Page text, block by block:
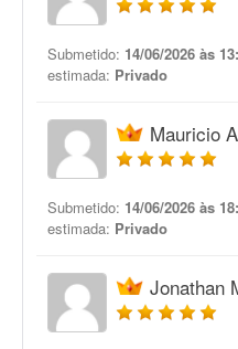
Submetido: 14/06/2026 às
estimada: Privado
Mauricio A
Submetido: 14/06/2026 às
estimada: Privado
Jonathan